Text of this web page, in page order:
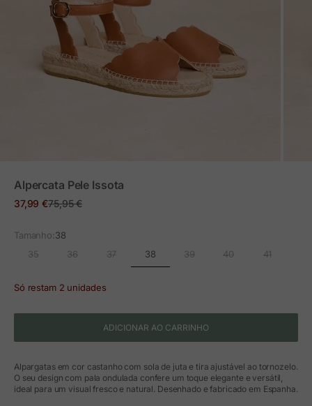
Alpercata Pele Issota
Preço em promoção
37,99 €Preço normal
75,95 €
Tamanho:38
35
36 37 38 39 40 41
Só restam 2 unidades
ADICIONAR AO CARRINHO
Alpargatas em cor castanho com sola de juta e tira ajustável ao tornozelo.
O seu design com pala ondulada confere um toque elegante e versátil,
ideal para um visual fresco e natural. Desenhado e fabricado em Espanha.